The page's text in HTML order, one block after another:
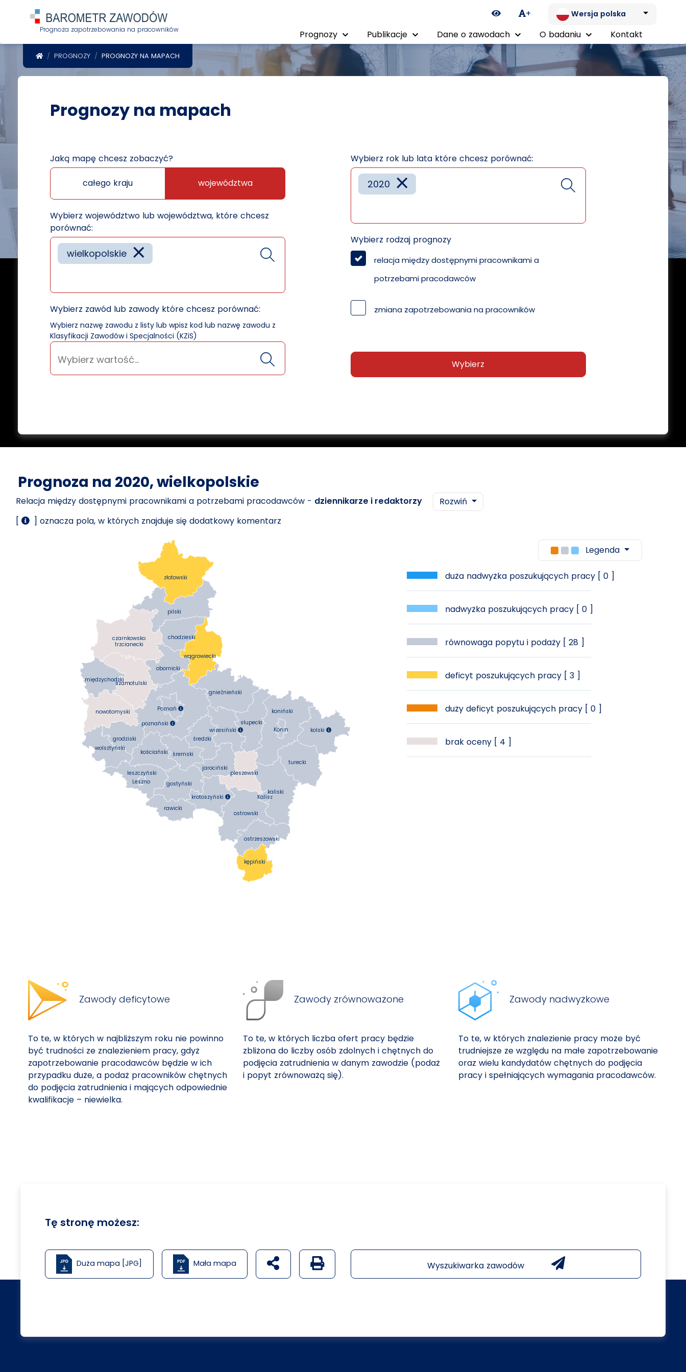
Prognoza zapotrzebowania na pracowników
Ikona zmiany kontrastu
+ Wersja polska
Prognozy Publikacje Dane o zawodach O badaniu Kontakt
POWRÓT DO STRONY GŁÓWNEJ
PROGNOZY PROGNOZY NA MAPACH
Prognozy na mapach
Jaką mapę chcesz zobaczyć?
całego kraju województwa
Wybierz województwo lub województwa, które chcesz
porównać:
×
wielkopolskie
Wybierz zawód lub zawody które chcesz porównać:
Wybierz nazwę zawodu z listy lub wpisz kod lub nazwę zawodu z
Klasyfikacji Zawodów i Specjalności (KZiS)
Wybierz rok lub lata które chcesz porównać:
×
2020
Wybierz rodzaj prognozy
relacja między dostępnymi pracownikami a
potrzebami pracodawców
zmiana zapotrzebowania na pracowników
Wybierz
Prognoza na 2020, wielkopolskie
Relacja między dostępnymi pracownikami a potrzebami pracodawców - dziennikarze i redaktorzy
Rozwiń
[
] oznacza pola, w których znajduje się dodatkowy komentarz
chodzieski
czarnkowsko
trzcianecki
gnieźnieński
gostyński
grodziski
jarociński
kaliski
kępiński
kolski 
koniński
kościański
krotoszyński 
leszczyński
międzychodzki
nowotomyski
obornicki
ostrowski
ostrzeszowski
pilski
pleszewski
poznański 
rawicki
słupecki
szamotulski
średzki
śremski
turecki
wągrowiecki
wolsztyński
wrzesiński 
złotowski
Kalisz
Konin
Leszno
Poznań 
Legenda
duża nadwyżka poszukujących pracy [ 0 ]
nadwyżka poszukujących pracy [ 0 ]
równowaga popytu i podaży [ 28 ]
deficyt poszukujących pracy [ 3 ]
duży deficyt poszukujących pracy [ 0 ]
brak oceny [ 4 ]
Zawody deficytowe
To te, w których w najbliższym roku nie powinno
być trudności ze znalezieniem pracy, gdyż
zapotrzebowanie pracodawców będzie w ich
przypadku duże, a podaż pracowników chętnych
do podjęcia zatrudnienia i mających odpowiednie
kwalifikacje – niewielka.
Zawody zrównoważone
To te, w których liczba ofert pracy będzie
zbliżona do liczby osób zdolnych i chętnych do
podjęcia zatrudnienia w danym zawodzie (podaż
i popyt zrównoważą się).
Zawody nadwyżkowe
To te, w których znalezienie pracy może być
trudniejsze ze względu na małe zapotrzebowanie
oraz wielu kandydatów chętnych do podjęcia
pracy i spełniających wymagania pracodawców.
Tę stronę możesz:
Duża mapa [JPG] Mała mapa udostępnij na social mediach
Generuj wersję PDF strony Wyszukiwarka zawodów